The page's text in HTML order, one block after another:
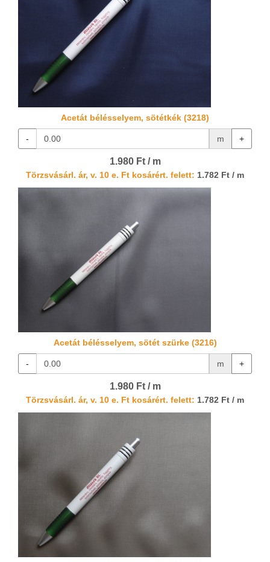
Acetát bélésselyem, sötétkék (3218)
- m +
1.980 Ft / m
Törzsvásárl. ár, v. 10 e. Ft kosárért. felett: 1.782 Ft / m
Acetát bélésselyem, sötét szürke (3216)
- m +
1.980 Ft / m
Törzsvásárl. ár, v. 10 e. Ft kosárért. felett: 1.782 Ft / m